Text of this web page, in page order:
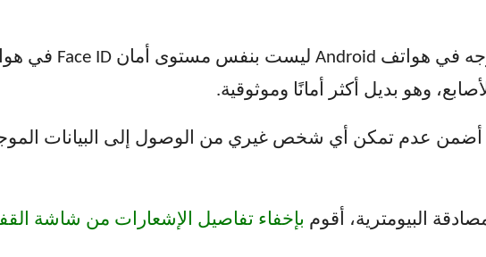
أضمن عدم تمكن أي شخص غيري من الوصول إلى البيانات
بإخفاء تفاصيل الإشعارات من شاشة